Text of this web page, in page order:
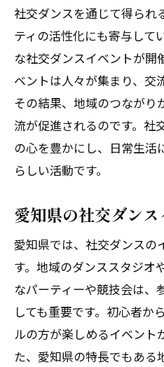
社交ダンスを通じて得られ
ティの活性化にも寄与して
な社交ダンスイベントが開
ベントは人々が集まり、交
その結果、地域のつながり
流が促進されるのです。社
の心を豊かにし、日常生活
らしい活動です。
愛知県の社交ダン
愛知県では、社交ダンスの
す。地域のダンススタジオ
なパーティーや競技会は、
しても重要です。初心者か
ルの方が楽しめるイベント
た、愛知県の特長でもある